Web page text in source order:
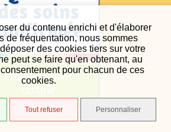
du contenu enrichi et d'élaborer
de fréquentation, nous sommes
des cookies tiers sur votre
peut se faire qu'en obtenant, au
pour chacun de ces
cookies.
Tout refuser Personnaliser